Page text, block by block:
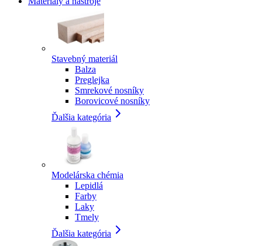
Stavebný materiál
Balza
Preglejka
Smrekové nosníky
Borovicové nosníky
Ďalšia kategória
Modelárska chémia
Lepidlá
Farby
Laky
Tmely
Ďalšia kategória